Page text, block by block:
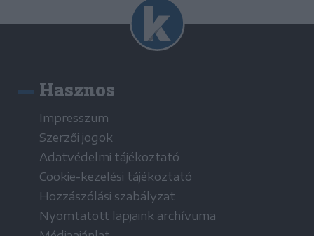
Hasznos
Impresszum
Szerzői jogok
Adatvédelmi tájékoztató
Cookie-kezelési tájékoztató
Hozzászólási szabályzat
Nyomtatott lapjaink archívuma